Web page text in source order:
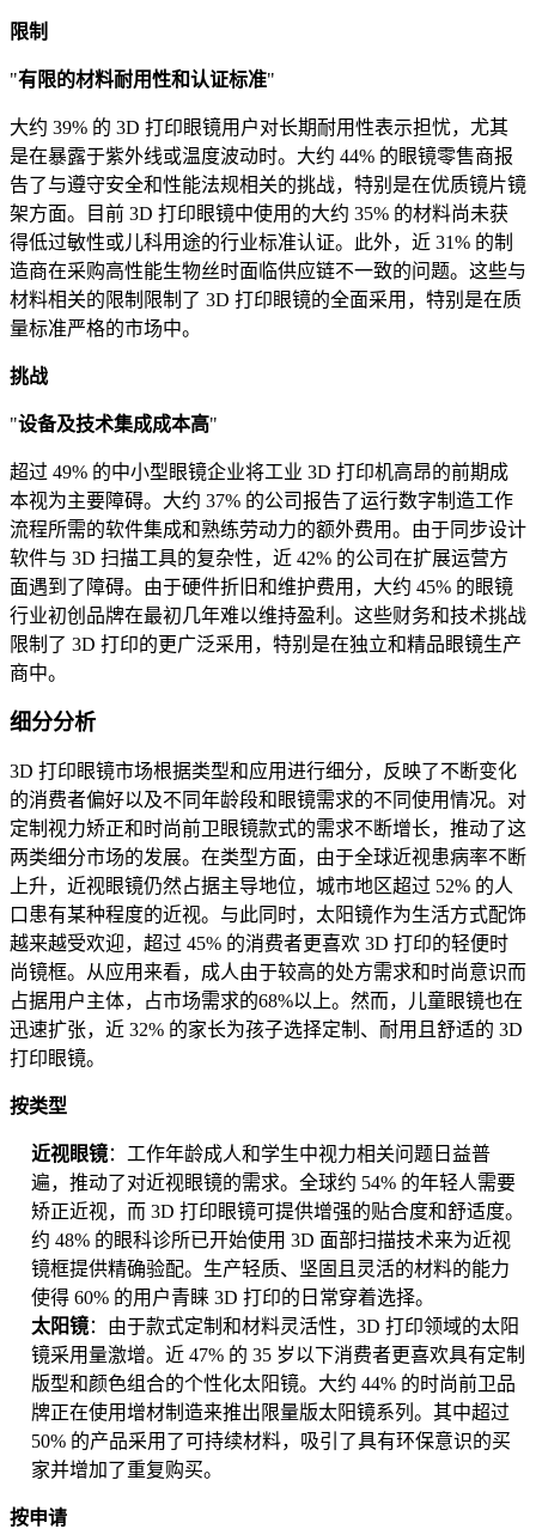
限制
"有限的材料耐用性和认证标准"
大约 39% 的 3D 打印眼镜用户对长期耐用性表示担忧，尤其
是在暴露于紫外线或温度波动时。大约 44% 的眼镜零售商报
告了与遵守安全和性能法规相关的挑战，特别是在优质镜片镜
架方面。目前 3D 打印眼镜中使用的大约 35% 的材料尚未获
得低过敏性​​或儿科用途的行业标准认证。此外，近 31% 的制
造商在采购高性能生物丝时面临供应链不一致的问题。这些与
材料相关的限制限制了 3D 打印眼镜的全面采用，特别是在质
量标准严格的市场中。
挑战
"设备及技术集成成本高"
超过 49% 的中小型眼镜企业将工业 3D 打印机高昂的前期成
本视为主要障碍。大约 37% 的公司报告了运行数字制造工作
流程所需的软件集成和熟练劳动力的额外费用。由于同步设计
软件与 3D 扫描工具的复杂性，近 42% 的公司在扩展运营方
面遇到了障碍。由于硬件折旧和维护费用，大约 45% 的眼镜
行业初创品牌在最初几年难以维持盈利。这些财务和技术挑战
限制了 3D 打印的更广泛采用，特别是在独立和精品眼镜生产
商中。
细分分析
3D 打印眼镜市场根据类型和应用进行细分，反映了不断变化
的消费者偏好以及不同年龄段和眼镜需求的不同使用情况。对
定制视力矫正和时尚前卫眼镜款式的需求不断增长，推动了这
两类细分市场的发展。在类型方面，由于全球近视患病率不断
上升，近视眼镜仍然占据主导地位，城市地区超过 52% 的人
口患有某种程度的近视。与此同时，太阳镜作为生活方式配饰
越来越受欢迎，超过 45% 的消费者更喜欢 3D 打印的轻便时
尚镜框。从应用来看，成人由于较高的处方需求和时尚意识而
占据用户主体，占市场需求的68%以上。然而，儿童眼镜也在
迅速扩张，近 32% 的家长为孩子选择定制、耐用且舒适的 3D
打印眼镜。
按类型
近视眼镜：工作年龄成人和学生中视力相关问题日益普
遍，推动了对近视眼镜的需求。全球约 54% 的年轻人需要
矫正近视，而 3D 打印眼镜可提供增强的贴合度和舒适度。
约 48% 的眼科诊所已开始使用 3D 面部扫描技术来为近视
镜框提供精确验配。生产轻质、坚固且灵活的材料的能力
使得 60% 的用户青睐 3D 打印的日常穿着选择。
太阳镜：由于款式定制和材料灵活性，3D 打印领域的太阳
镜采用量激增。近 47% 的 35 岁以下消费者更喜欢具有定制
版型和颜色组合的个性化太阳镜。大约 44% 的时尚前卫品
牌正在使用增材制造来推出限量版太阳镜系列。其中超过
50% 的产品采用了可持续材料，吸引了具有环保意识的买
家并增加了重复购买。
按申请